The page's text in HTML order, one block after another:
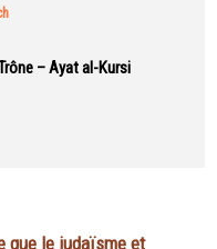
– Ayat al-Kursi
que le judaïsme et